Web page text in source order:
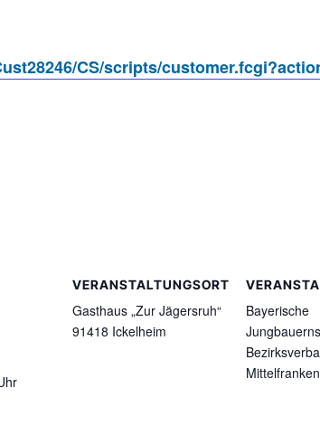
CS/scripts/
VERANSTALTUNGSORT
Gasthaus „Zur Jägersruh“
91418 Ickelheim
Bayerische